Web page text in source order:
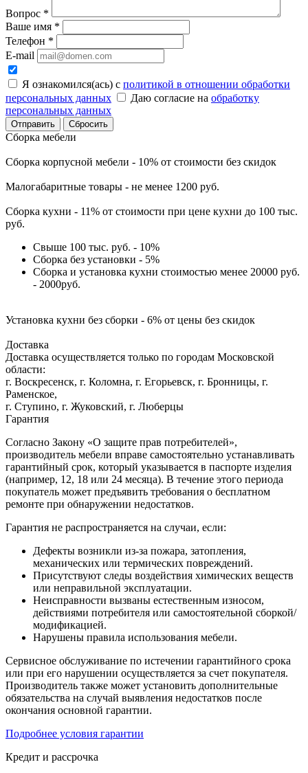
Вопрос *
Ваше имя *
Телефон *
E-mail
Я ознакомился(ась) с политикой в отношении обработки
персональных данных
Даю согласие на обработку
персональных данных
Сбросить
Сборка мебели
Сборка корпусной мебели - 10% от стоимости без скидок
Малогабаритные товары - не менее 1200 руб.
Сборка кухни - 11% от стоимости при цене кухни до 100 тыс.
руб.
Свыше 100 тыс. руб. - 10%
Сборка без установки - 5%
Сборка и установка кухни стоимостью менее 20000 руб.
- 2000руб.
Установка кухни без сборки - 6% от цены без скидок
Доставка
Доставка осуществляется только по городам Московской
области:
г. Воскресенск, г. Коломна, г. Егорьевск, г. Бронницы, г.
Раменское,
г. Ступино, г. Жуковский, г. Люберцы
Гарантия
Согласно Закону «О защите прав потребителей»,
производитель мебели вправе самостоятельно устанавливать
гарантийный срок, который указывается в паспорте изделия
(например, 12, 18 или 24 месяца). В течение этого периода
покупатель может предъявить требования о бесплатном
ремонте при обнаружении недостатков.
Гарантия не распространяется на случаи, если:
Дефекты возникли из-за пожара, затопления,
механических или термических повреждений.
Присутствуют следы воздействия химических веществ
или неправильной эксплуатации.
Неисправности вызваны естественным износом,
действиями потребителя или самостоятельной сборкой/
модификацией.
Нарушены правила использования мебели.
Сервисное обслуживание по истечении гарантийного срока
или при его нарушении осуществляется за счет покупателя.
Производитель также может установить дополнительные
обязательства на случай выявления недостатков после
окончания основной гарантии.
Подробнее условия гарантии
Кредит и рассрочка